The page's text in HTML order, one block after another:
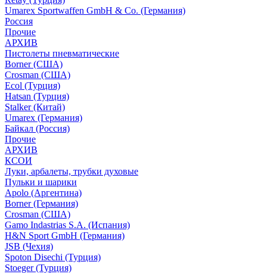
Umarex Sportwaffen GmbH & Co. (Германия)
Россия
Прочие
АРХИВ
Пистолеты пневматические
Borner (США)
Crosman (США)
Ecol (Турция)
Hatsan (Турция)
Stalker (Китай)
Umarex (Германия)
Байкал (Россия)
Прочие
АРХИВ
КСОИ
Луки, арбалеты, трубки духовые
Пульки и шарики
Apolo (Аргентина)
Borner (Германия)
Crosman (США)
Gamo Indastrias S.A. (Испания)
H&N Sport GmbH (Германия)
JSB (Чехия)
Spoton Disechi (Турция)
Stoeger (Турция)